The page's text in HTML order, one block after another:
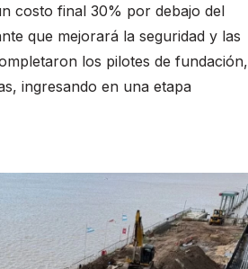
costo final 30% por debajo del
que mejorará la seguridad y las
los pilotes de fundación,
ingresando en una etapa